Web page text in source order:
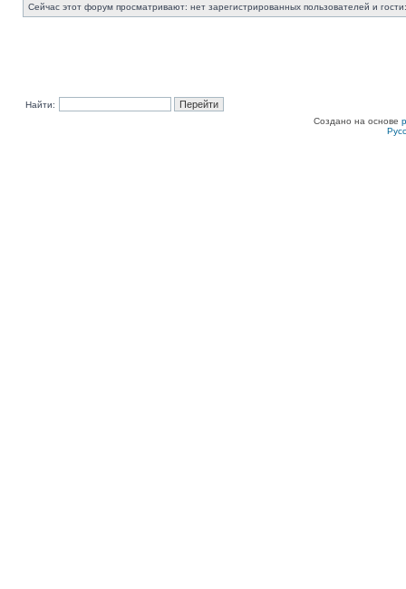
Сейчас этот форум просматривают: нет зарегистрированных пользователей и
Найти:
Создано на основе